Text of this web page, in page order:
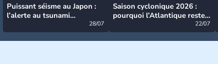
Puissant séisme au Japon :
l’alerte au tsunami
28/07
Saison cyclonique 2026 :
pourquoi l’Atlantique reste
22/07